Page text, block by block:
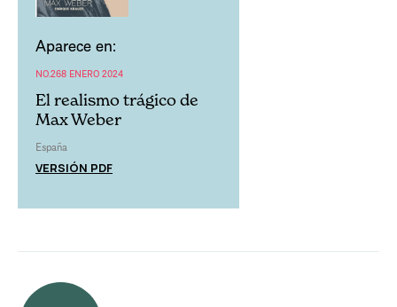
Aparece en:
NO.268 ENERO 2024
El realismo trágico de
Max Weber
España
VERSIÓN PDF